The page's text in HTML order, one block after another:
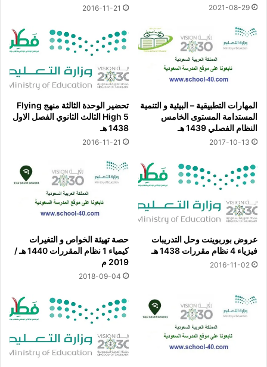
2021-08-29
2016-11-21
المهارات التطبيقية – البيئية و التنمية
المستدامة المستوى الخامس
النظام الفصلي 1439 هـ
2017-10-13
تحضير الوحدة الثالثة منهج Flying
High 5 الثالث الثانوي الفصل الاول
1438 هـ
2016-11-21
عروض بوربوينت وحل التدريبات
فيزياء 4 نظام مقررات 1438 هـ
2016-11-02
حصة تهيئة الخواص و التغيرات
كيمياء 1 نظام المقررات 1440 هـ /
2019 م
2018-09-04